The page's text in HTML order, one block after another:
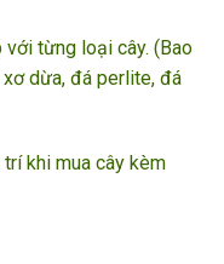
từng loại cây. (Bao
dừa, đá perlite, đá
khi mua cây kèm